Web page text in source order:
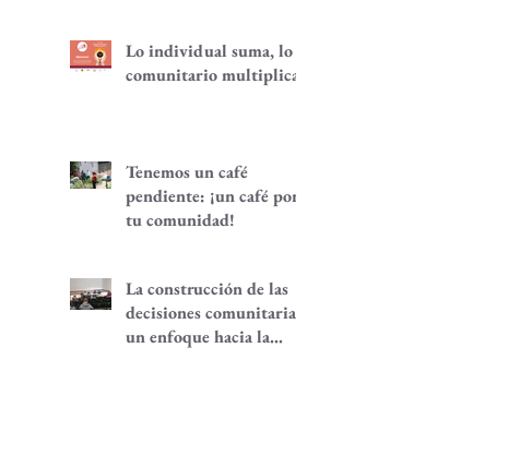
Lo individual suma, lo
comunitario multiplica
Tenemos un café
pendiente: ¡un café por
tu comunidad!
La construcción de las
decisiones comunitarias,
un enfoque hacia la